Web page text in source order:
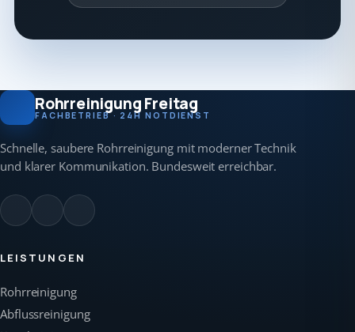
Rohrreinigung Freitag
FACHBETRIEB · 24H NOTDIENST
Schnelle, saubere Rohrreinigung mit moderner Technik
und klarer Kommunikation. Bundesweit erreichbar.
LEISTUNGEN
Rohrreinigung
Abflussreinigung